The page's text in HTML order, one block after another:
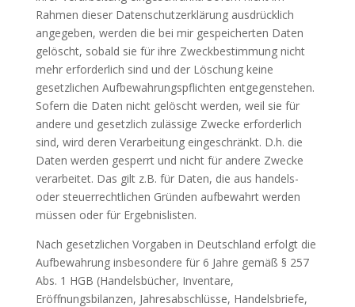
Rahmen dieser Datenschutzerklärung ausdrücklich
angegeben, werden die bei mir gespeicherten Daten
gelöscht, sobald sie für ihre Zweckbestimmung nicht
mehr erforderlich sind und der Löschung keine
gesetzlichen Aufbewahrungspflichten entgegenstehen.
Sofern die Daten nicht gelöscht werden, weil sie für
andere und gesetzlich zulässige Zwecke erforderlich
sind, wird deren Verarbeitung eingeschränkt. D.h. die
Daten werden gesperrt und nicht für andere Zwecke
verarbeitet. Das gilt z.B. für Daten, die aus handels-
oder steuerrechtlichen Gründen aufbewahrt werden
müssen oder für Ergebnislisten.
Nach gesetzlichen Vorgaben in Deutschland erfolgt die
Aufbewahrung insbesondere für 6 Jahre gemäß § 257
Abs. 1 HGB (Handelsbücher, Inventare,
Eröffnungsbilanzen, Jahresabschlüsse, Handelsbriefe,